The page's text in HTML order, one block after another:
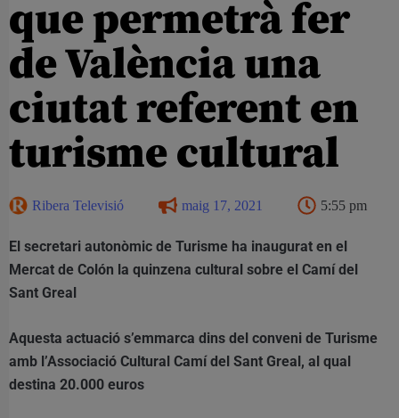
que permetrà fer
de València una
ciutat referent en
turisme cultural
Ribera Televisió maig 17, 2021 5:55 pm
El secretari autonòmic de Turisme ha inaugurat en el
Mercat de Colón la quinzena cultural sobre el Camí del
Sant Greal
Aquesta actuació s’emmarca dins del conveni de Turisme
amb l’Associació Cultural Camí del Sant Greal, al qual
destina 20.000 euros